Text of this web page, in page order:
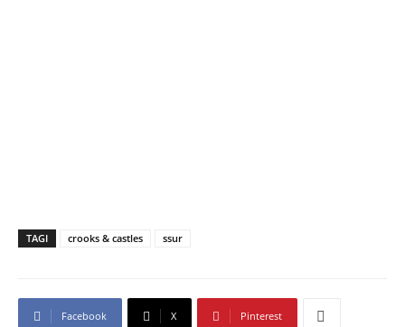
TAGI crooks & castles ssur
Facebook X Pinterest